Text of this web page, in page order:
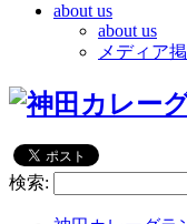
about us
about us
メディア
検索: